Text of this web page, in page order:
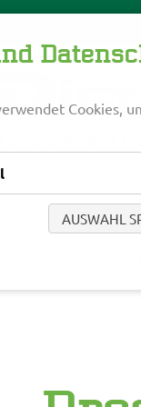
Cookies,
AUSWAHL